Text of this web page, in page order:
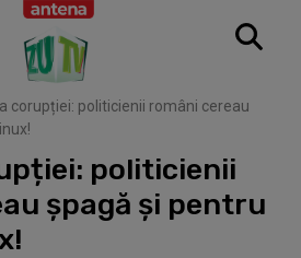
corupției: politicienii români cereau
politicienii
șpagă și pentru